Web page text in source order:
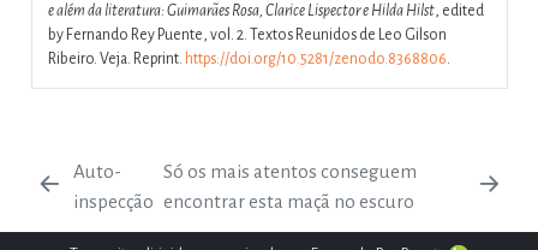
e além da literatura: Guimarães Rosa, Clarice Lispector e Hilda Hilst, edited
by Fernando Rey Puente, vol. 2. Textos Reunidos de Leo Gilson
Ribeiro. Veja. Reprint. https://doi.org/10.5281/zenodo.8368806
Auto-
inspecção
Só os mais atentos conseguem
encontrar esta maçã no escuro